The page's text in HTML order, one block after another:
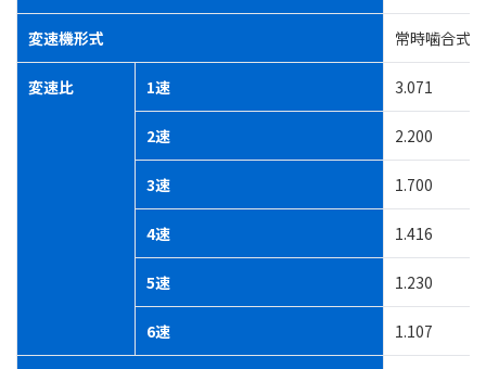
変速機形式 常時噛合式6
変速比 1速 3.071
2速 2.200
3速 1.700
4速 1.416
5速 1.230
6速 1.107